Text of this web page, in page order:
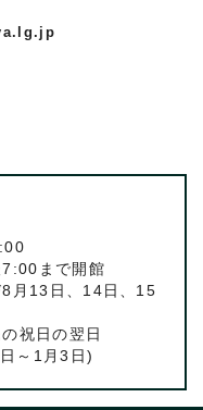
まで開館
月13日、14日、15
祝日の翌日
～1月3日)